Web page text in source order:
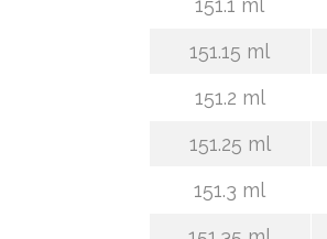
151.1 ml
151.15 ml
151.2 ml
151.25 ml
151.3 ml